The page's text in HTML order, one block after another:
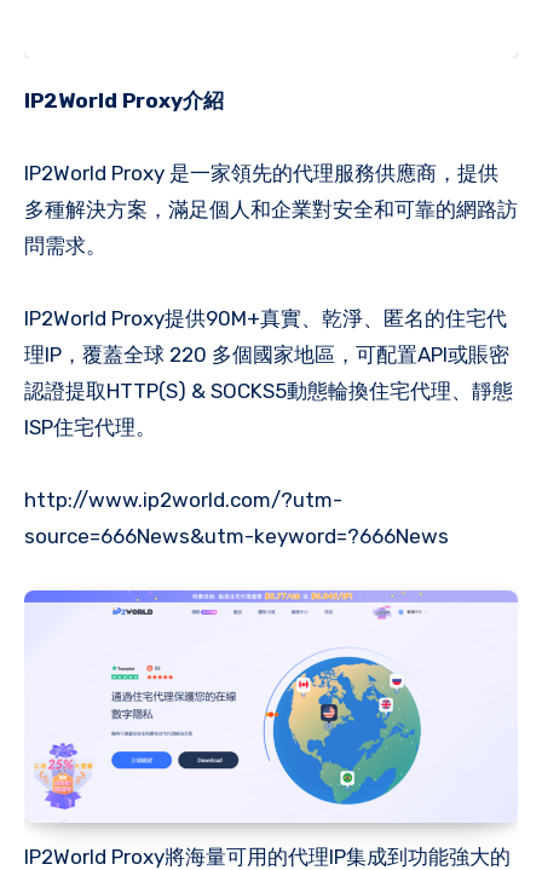
IP2World Proxy介紹
IP2World Proxy 是一家領先的代理服務供應商，提供
多種解決方案，滿足個人和企業對安全和可靠的網路訪
問需求。
IP2World Proxy提供90M+真實、乾淨、匿名的住宅代
理IP，覆蓋全球 220 多個國家地區，可配置API或賬密
認證提取HTTP(S) & SOCKS5動態輪換住宅代理、靜態
ISP住宅代理。
http://www.ip2world.com/?utm-
source=666News&utm-keyword=?666News
IP2World Proxy將海量可用的代理IP集成到功能強大的